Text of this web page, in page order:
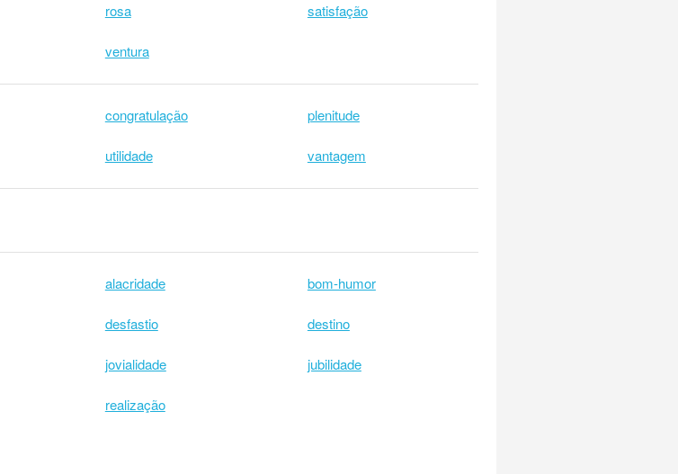
rosa satisfação
ventura
congratulação plenitude
utilidade vantagem
alacridade bom-humor
desfastio destino
jovialidade jubilidade
realização